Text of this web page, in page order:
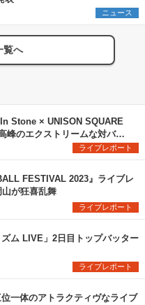
ニュース
覧へ
Stone × UNISON SQUARE
のエクストリームな対バン
ライブレポート
FESTIVAL 2023』ライブレ
が狂喜乱舞
ライブレポート
ム LIVE」2日目トップバッター
ライブレポート
一体のアトラクティヴなライブ